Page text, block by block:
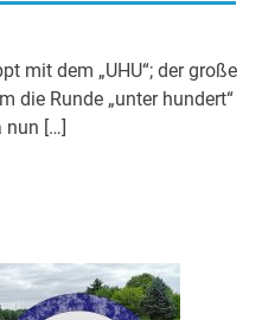
mit dem „UHU“; der große
die Runde „unter hundert“
nun […]